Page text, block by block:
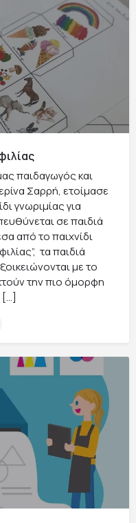
παιδαγωγός και
Σαρρή, ετοίμασε
γνωριμίας για
σε παιδιά
από το παιχνίδι
τα παιδιά
με το
την πιο όμορφη